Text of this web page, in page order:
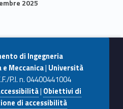
2025
di Ingegneria
Meccanica| Università
P.I. n. 04400441004
| Obiettivi di
di accessibilità